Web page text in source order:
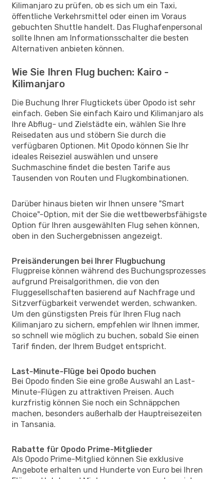
Kilimanjaro zu prüfen, ob es sich um ein Taxi,
öffentliche Verkehrsmittel oder einen im Voraus
gebuchten Shuttle handelt. Das Flughafenpersonal
sollte Ihnen am Informationsschalter die besten
Alternativen anbieten können.
Wie Sie Ihren Flug buchen: Kairo -
Kilimanjaro
Die Buchung Ihrer Flugtickets über Opodo ist sehr
einfach. Geben Sie einfach Kairo und Kilimanjaro als
Ihre Abflug- und Zielstädte ein, wählen Sie Ihre
Reisedaten aus und stöbern Sie durch die
verfügbaren Optionen. Mit Opodo können Sie Ihr
ideales Reiseziel auswählen und unsere
Suchmaschine findet die besten Tarife aus
Tausenden von Routen und Flugkombinationen.
Darüber hinaus bieten wir Ihnen unsere "Smart
Choice"-Option, mit der Sie die wettbewerbsfähigste
Option für Ihren ausgewählten Flug sehen können,
oben in den Suchergebnissen angezeigt.
Preisänderungen bei Ihrer Flugbuchung
Flugpreise können während des Buchungsprozesses
aufgrund Preisalgorithmen, die von den
Fluggesellschaften basierend auf Nachfrage und
Sitzverfügbarkeit verwendet werden, schwanken.
Um den günstigsten Preis für Ihren Flug nach
Kilimanjaro zu sichern, empfehlen wir Ihnen immer,
so schnell wie möglich zu buchen, sobald Sie einen
Tarif finden, der Ihrem Budget entspricht.
Last-Minute-Flüge bei Opodo buchen
Bei Opodo finden Sie eine große Auswahl an Last-
Minute-Flügen zu attraktiven Preisen. Auch
kurzfristig können Sie noch ein Schnäppchen
machen, besonders außerhalb der Hauptreisezeiten
in Tansania.
Rabatte für Opodo Prime-Mitglieder
Als Opodo Prime-Mitglied können Sie exklusive
Angebote erhalten und Hunderte von Euro bei Ihren